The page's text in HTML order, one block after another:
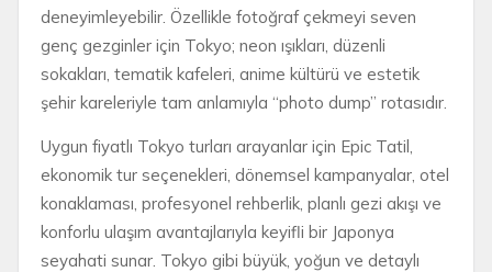
deneyimleyebilir. Özellikle fotoğraf çekmeyi seven
genç gezginler için Tokyo; neon ışıkları, düzenli
sokakları, tematik kafeleri, anime kültürü ve estetik
şehir kareleriyle tam anlamıyla “photo dump” rotasıdır.
Uygun fiyatlı Tokyo turları arayanlar için Epic Tatil,
ekonomik tur seçenekleri, dönemsel kampanyalar, otel
konaklaması, profesyonel rehberlik, planlı gezi akışı ve
konforlu ulaşım avantajlarıyla keyifli bir Japonya
seyahati sunar. Tokyo gibi büyük, yoğun ve detaylı